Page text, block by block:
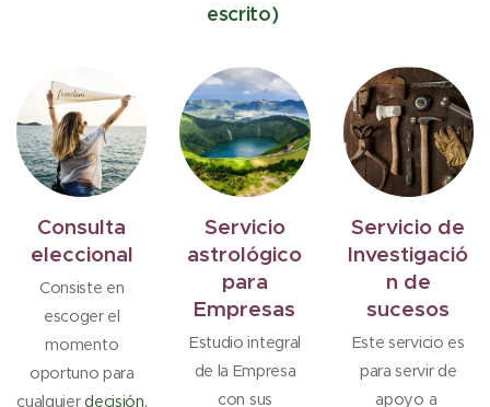
escrito)
Consulta
eleccional
Consiste en
escoger el
momento
oportuno para
cualquier decisión,
Servicio
astrológico
para
Empresas
Estudio integral
de la Empresa
con sus
Servicio de
Investigació
n de
sucesos
Este servicio es
para servir de
apoyo a